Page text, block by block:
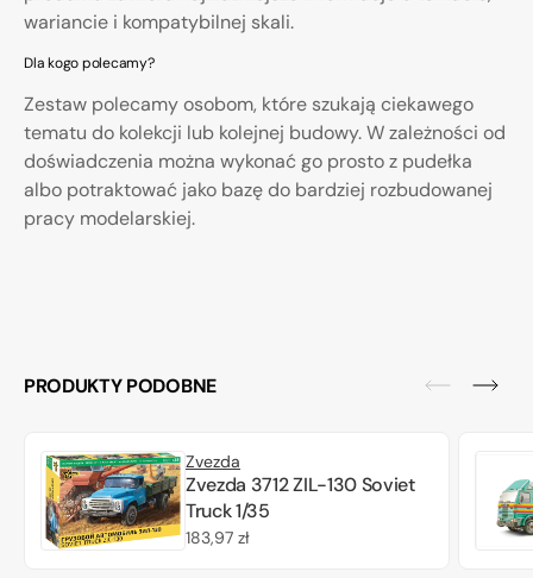
wariancie i kompatybilnej skali.
Dla kogo polecamy?
Zestaw polecamy osobom, które szukają ciekawego
tematu do kolekcji lub kolejnej budowy. W zależności od
doświadczenia można wykonać go prosto z pudełka
albo potraktować jako bazę do bardziej rozbudowanej
pracy modelarskiej.
PRODUKTY PODOBNE
Zvezda
Zvezda 3712 ZIL-130 Soviet
Truck 1/35
Cena
183,97 zł